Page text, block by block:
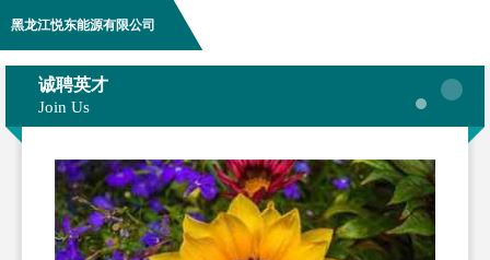
黑龙江悦东能源有限公司
诚聘英才
Join Us